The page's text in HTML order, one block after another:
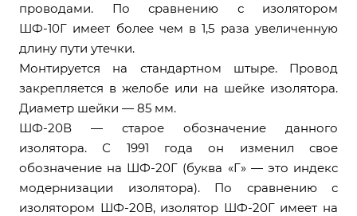
проводами. По сравнению с изолятором
ШФ-10Г имеет более чем в 1,5 раза увеличенную
длину пути утечки.
Монтируется на стандартном штыре. Провод
закрепляется в желобе или на шейке изолятора.
Диаметр шейки — 85 мм.
ШФ-20В — старое обозначение данного
изолятора. С 1991 года он изменил свое
обозначение на ШФ-20Г (буква «Г» — это индекс
модернизации изолятора). По сравнению с
изолятором ШФ-20В, изолятор ШФ-20Г имеет на